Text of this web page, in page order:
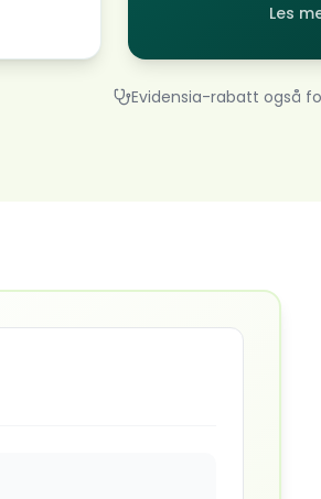
Les
Evidensia-rabatt også